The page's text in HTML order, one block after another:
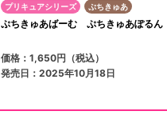
プリキュアシリーズ ぷちきゅあ
ぷちきゅあばーむ ぷちきゅあぽるん
価格：1,650円（税込）
発売日：2025年10月18日